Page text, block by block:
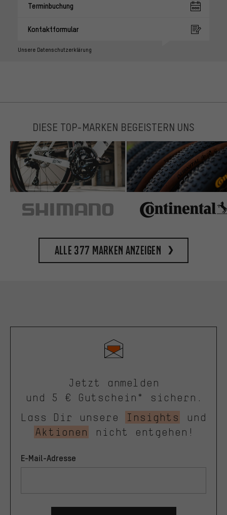
Terminbuchung
Kontaktformular
Unsere Datenschutzerklärung
DIESE TOP-MARKEN BEGEISTERN UNS
Alle 377 Marken anzeigen
Jetzt anmelden
und 5 € Gutschein* sichern.
Lass Dir unsere
Insights
und
Aktionen
nicht entgehen!
E-Mail-Adresse